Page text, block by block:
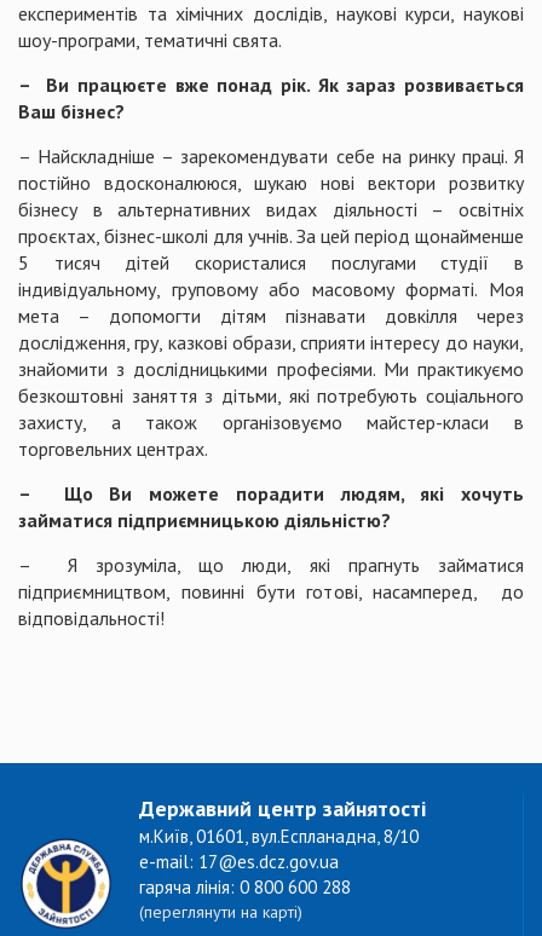
експериментів та хімічних дослідів, наукові курси, наукові
шоу-програми, тематичні свята.
– Ви працюєте вже понад рік. Як зараз розвивається
Ваш бізнес?
– Найскладніше – зарекомендувати себе на ринку праці. Я
постійно вдосконалююся, шукаю нові вектори розвитку
бізнесу в альтернативних видах діяльності – освітніх
проєктах, бізнес-школі для учнів. За цей період щонайменше
5 тисяч дітей скористалися послугами студії в
індивідуальному, груповому або масовому форматі. Моя
мета – допомогти дітям пізнавати довкілля через
дослідження, гру, казкові образи, сприяти інтересу до науки,
знайомити з дослідницькими професіями. Ми практикуємо
безкоштовні заняття з дітьми, які потребують соціального
захисту, а також організовуємо майстер-класи в
торговельних центрах.
– Що Ви можете порадити людям, які хочуть
займатися підприємницькою діяльністю?
– Я зрозуміла, що люди, які прагнуть займатися
підприємництвом, повинні бути готові, насамперед, до
відповідальності!
Державний центр зайнятості
м.Київ, 01601, вул.Еспланадна, 8/10
e-mail: 17@es.dcz.gov.ua
гаряча лінія: 0 800 600 288
(переглянути на карті)